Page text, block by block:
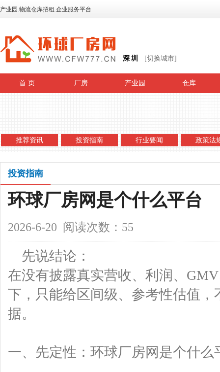
产业园.物流仓库招租.企业服务平台
深圳 [切换城市]
首 页 厂房 产业园 仓库
推荐资讯 投资指南 行业要闻 政策法
投资指南
环球厂房网是个什么平台
2026-6-20 阅读次数：55
先说结论：
在没有披露真实营收、利润、
下，只能给区间级、参考性估值
据。
一、先定性：环球厂房网是个什么